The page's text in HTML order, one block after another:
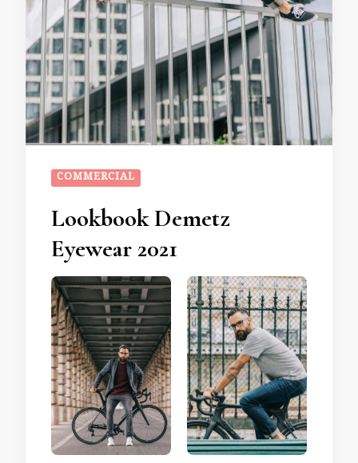
COMMERCIAL
Lookbook Demetz
Eyewear 2021